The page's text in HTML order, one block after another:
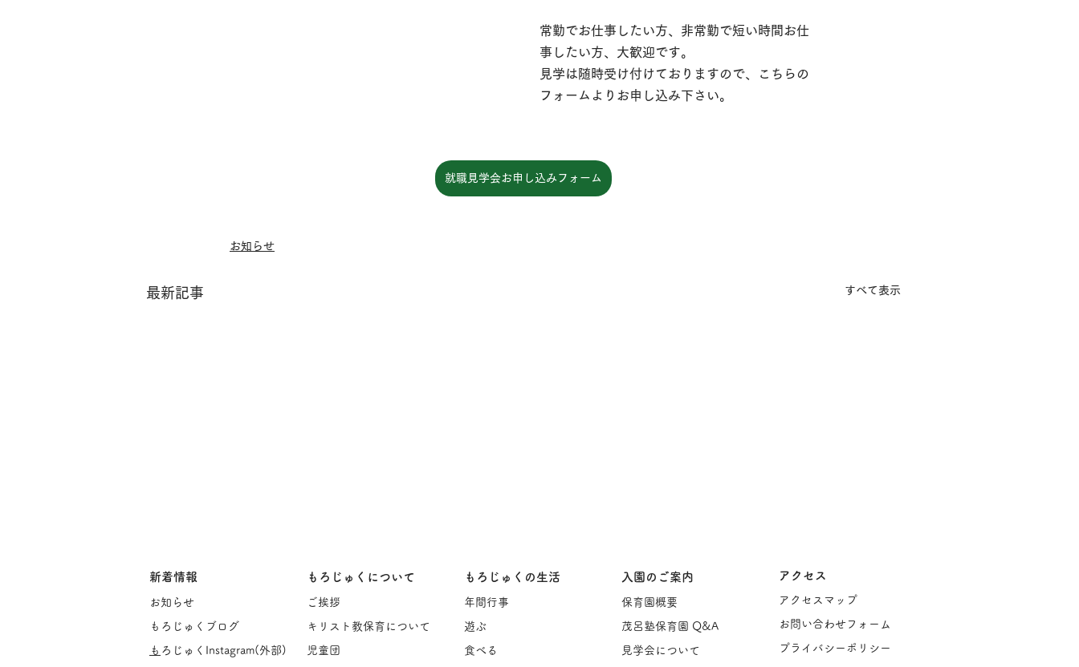
常勤でお仕事したい方、非常勤で短い時間お仕
事したい方、大歓迎です。
見学は随時受け付けておりますので、こちらの
フォームよりお申し込み下さい。
就職見学会お申し込みフォーム
お知らせ
最新記事 すべて表示
新着情報
お知らせ
もろじゅくブログ
​ もろじゅくInstagram( 外部)
もろじゅくについて
ご挨拶
キリスト教保育について
児童団
もろじゅくの生活
年間行事
遊ぶ
食べる
入園のご案内
保育園概要
茂呂塾保育園 Q&A
見学会について
アクセス
アクセスマップ
お問い合わせフォーム
プライバシーポリシー